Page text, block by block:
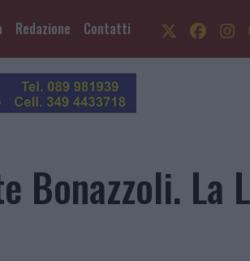
Redazione Contatti
Bonazzoli. La